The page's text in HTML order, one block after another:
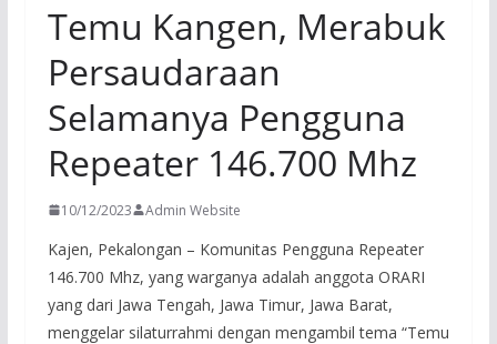
Temu Kangen, Merabuk
Persaudaraan
Selamanya Pengguna
Repeater 146.700 Mhz
10/12/2023 Admin Website
Kajen, Pekalongan – Komunitas Pengguna Repeater
146.700 Mhz, yang warganya adalah anggota ORARI
yang dari Jawa Tengah, Jawa Timur, Jawa Barat,
menggelar silaturrahmi dengan mengambil tema “Temu